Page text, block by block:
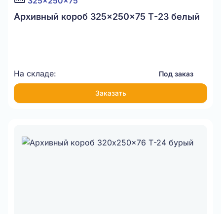
Архивный короб 325x250x75 Т-23 белый
На складе: Под заказ
Заказать